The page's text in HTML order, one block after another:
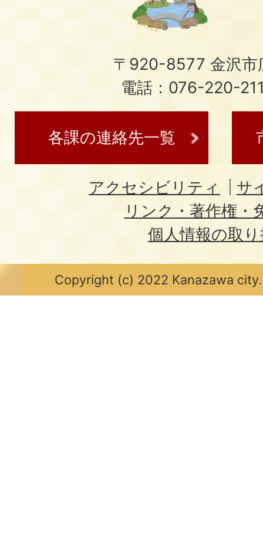
〒920-8577 金沢市
電話：076-220-
各課の連絡先一覧
アクセシビリティ
サ
リンク・著作権・
個人情報の取
Copyright (c) 2022 Kanazawa